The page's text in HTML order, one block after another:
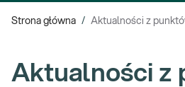
Strona główna / Aktualności z
Aktualności z